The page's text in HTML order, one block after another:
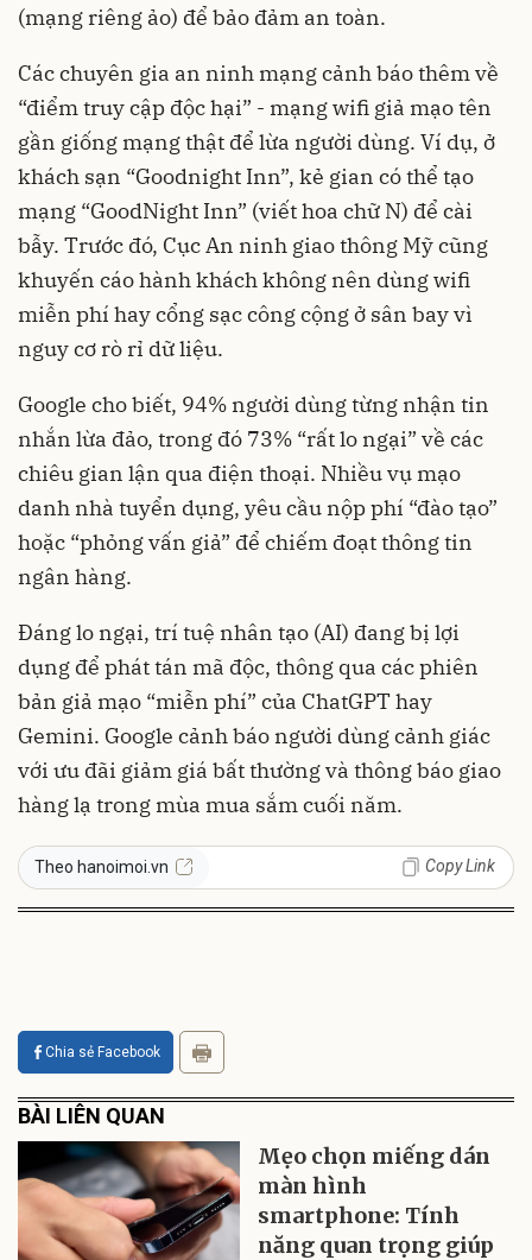
(mạng riêng ảo) để bảo đảm an toàn.
Các chuyên gia an ninh mạng cảnh báo thêm về
“điểm truy cập độc hại” - mạng wifi giả mạo tên
gần giống mạng thật để lừa người dùng. Ví dụ, ở
khách sạn “Goodnight Inn”, kẻ gian có thể tạo
mạng “GoodNight Inn” (viết hoa chữ N) để cài
bẫy. Trước đó, Cục An ninh giao thông Mỹ cũng
khuyến cáo hành khách không nên dùng wifi
miễn phí hay cổng sạc công cộng ở sân bay vì
nguy cơ rò rỉ dữ liệu.
Google cho biết, 94% người dùng từng nhận tin
nhắn lừa đảo, trong đó 73% “rất lo ngại” về các
chiêu gian lận qua điện thoại. Nhiều vụ mạo
danh nhà tuyển dụng, yêu cầu nộp phí “đào tạo”
hoặc “phỏng vấn giả” để chiếm đoạt thông tin
ngân hàng.
Đáng lo ngại, trí tuệ nhân tạo (AI) đang bị lợi
dụng để phát tán mã độc, thông qua các phiên
bản giả mạo “miễn phí” của ChatGPT hay
Gemini. Google cảnh báo người dùng cảnh giác
với ưu đãi giảm giá bất thường và thông báo giao
hàng lạ trong mùa mua sắm cuối năm.
Theo hanoimoi.vn Copy Link
Chia sẻ Facebook
BÀI LIÊN QUAN
Mẹo chọn miếng dán
màn hình
smartphone: Tính
năng quan trọng giúp